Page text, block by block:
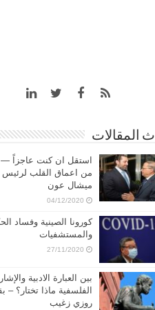
المقالات
استقل ان كنت عاجزاً
من اعماق القلب لرئيس
ميشال عون
04/12/2020
كورونا الصينية وفساد
والمستشفيات
27/11/2020
بين العبارة الادبية
الفلسفية ماذا تختار؟ –
روزي زغيب